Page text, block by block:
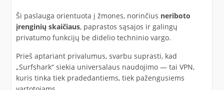
Ši paslauga orientuota į žmones, norinčius neriboto
įrenginių skaičiaus, paprastos sąsajos ir galingų
privatumo funkcijų be didelio techninio vargo.
Prieš aptariant privalumus, svarbu suprasti, kad
„Surfshark“ siekia universalaus naudojimo — tai VPN,
kuris tinka tiek pradedantiems, tiek pažengusiems